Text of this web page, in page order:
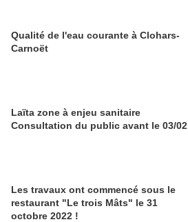
Qualité de l'eau courante à Clohars-
Carnoët
Laïta zone à enjeu sanitaire
Consultation du public avant le 03/02
Les travaux ont commencé sous le
restaurant "Le trois Mâts" le 31
octobre 2022 !